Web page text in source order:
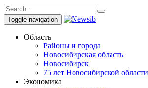
Toggle navigation
Область
Районы и города
Новосибирская область
Новосибирск
75 лет Новосибирской области
Экономика